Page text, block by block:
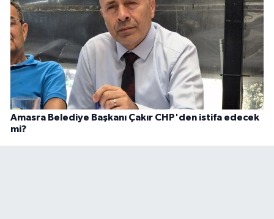
Amasra Belediye Başkanı Çakır CHP'den istifa edecek
mi?